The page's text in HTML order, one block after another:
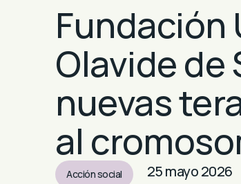
Fundación
Olavide de
nuevas
al
Acción social 25 mayo 2026